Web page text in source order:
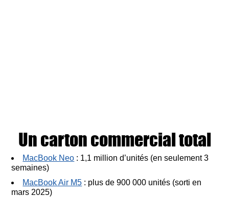
Un carton commercial total
MacBook Neo : 1,1 million d’unités (en seulement 3
semaines)
MacBook Air M5 : plus de 900 000 unités (sorti en
mars 2025)